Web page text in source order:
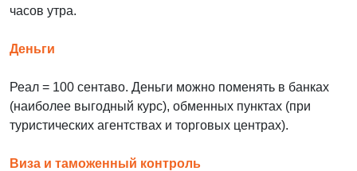
часов утра.
Деньги
Реал = 100 сентаво. Деньги можно поменять в банках
(наиболее выгодный курс), обменных пунктах (при
туристических агентствах и торговых центрах).
Виза и таможенный контроль